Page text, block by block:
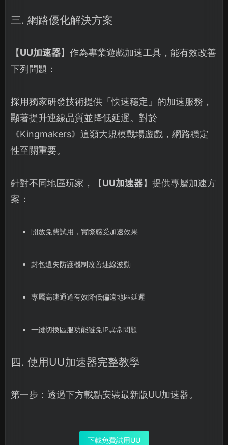
三. 網路優化解決方案
【UU加速器】作為專業遊戲加速工具，能有效改善
下列問題：
採用獨家研發技術提供「快速穩定」的加速服務，
顯著提升連線品質並降低延遲。對於
《Kingmakers》這類大規模戰場遊戲，網路穩定
性至關重要。
針對不同地區玩家，【UU加速器】提供專屬加速方
案：
開放免費試用，實際感受加速效果
封包遺失防護機制改善連線波動
專屬高速通道有效降低偏遠地區延遲
一鍵切換區服功能避免IP異常問題
四. 使用UU加速器完整教學
第一步：透過下方載點安裝最新版UU加速器。
下載免費試用UU